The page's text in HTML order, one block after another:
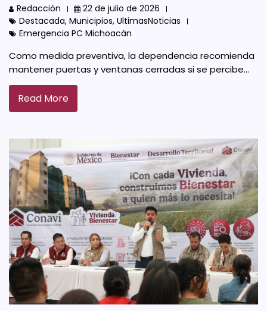
Redacción
22 de julio de 2026
Destacada, Municipios, UltimasNoticias
Emergencia PC Michoacán
Como medida preventiva, la dependencia recomienda
mantener puertas y ventanas cerradas si se percibe…
Read More